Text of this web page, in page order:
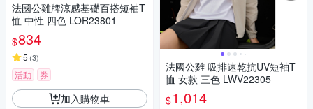
法國公雞牌涼感基礎百搭短袖T
恤 中性 四色 LOR23801
$834
5 (3)
活動 券
加入購物車
法國公雞 吸排速乾抗UV短袖T
恤 女款 三色 LWV22305
$1,014